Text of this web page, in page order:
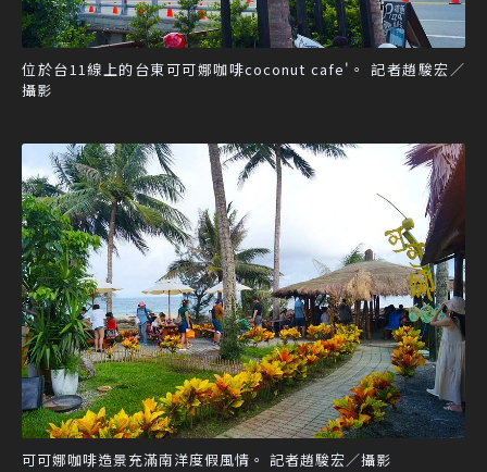
位於台11線上的台東可可娜咖啡coconut cafe'。 記者趙駿宏／
攝影
可可娜咖啡造景充滿南洋度假風情。 記者趙駿宏／攝影